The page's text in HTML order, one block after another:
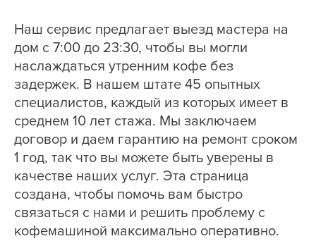
Наш сервис предлагает выезд мастера на
дом с 7:00 до 23:30, чтобы вы могли
наслаждаться утренним кофе без
задержек. В нашем штате 45 опытных
специалистов, каждый из которых имеет в
среднем 10 лет стажа. Мы заключаем
договор и даем гарантию на ремонт сроком
1 год, так что вы можете быть уверены в
качестве наших услуг. Эта страница
создана, чтобы помочь вам быстро
связаться с нами и решить проблему с
кофемашиной максимально оперативно.